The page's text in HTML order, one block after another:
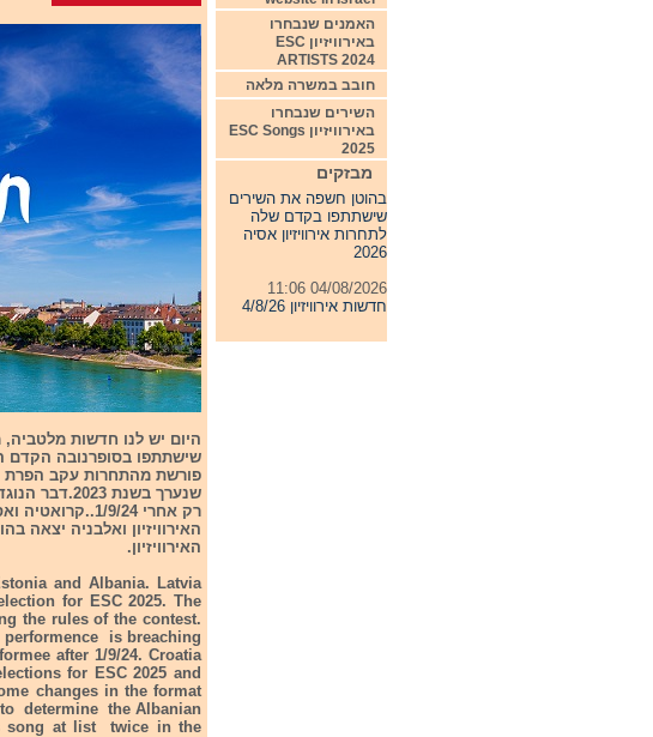
היום יש לנו חדשות
שישתתפו בסופרנובה הקדם
פורשת מהתחרות עקב
שנערך
רק אחרי 1/9/
האירוויזיון.
and Albania. Latvia
for ESC 2025. The
the rules of the contest.
performence is breaching
after 1/9/24. Croatia
for ESC 2025 and
changes in the format
determine the Albanian
song at list twice in the
האמנים שנבחרו
באירוויזיון ESC
ARTISTS 2024
חובב במשרה מלאה
השירים שנבחרו
באירוויזיון ESC Songs
2025
מבזקים
07/08/2026 00:05
בהוטן חשפה את השירים
שישתתפו בקדם שלה
לתחרות אירוויזיון אסיה
2026
04/08/2026 11:06
חדשות אירוויזיון 4/8/26
31/07/2026 08:54